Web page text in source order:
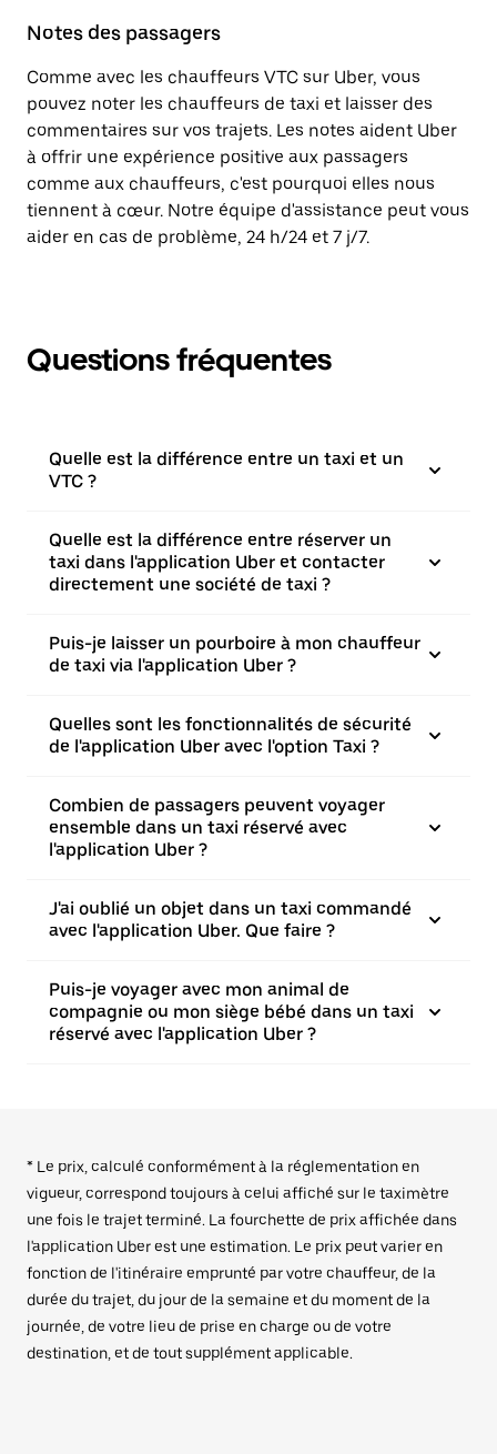
Notes des passagers
Comme avec les chauffeurs VTC sur Uber, vous
pouvez noter les chauffeurs de taxi et laisser des
commentaires sur vos trajets. Les notes aident Uber
à offrir une expérience positive aux passagers
comme aux chauffeurs, c'est pourquoi elles nous
tiennent à cœur. Notre équipe d'assistance peut vous
aider en cas de problème, 24 h/24 et 7 j/7.
Questions fréquentes
Quelle est la différence entre un taxi et un
VTC ?
Quelle est la différence entre réserver un
taxi dans l'application Uber et contacter
directement une société de taxi ?
Puis-je laisser un pourboire à mon chauffeur
de taxi via l'application Uber ?
Quelles sont les fonctionnalités de sécurité
de l'application Uber avec l'option Taxi ?
Combien de passagers peuvent voyager
ensemble dans un taxi réservé avec
l'application Uber ?
J'ai oublié un objet dans un taxi commandé
avec l'application Uber. Que faire ?
Puis-je voyager avec mon animal de
compagnie ou mon siège bébé dans un taxi
réservé avec l'application Uber ?
* Le prix, calculé conformément à la réglementation en
vigueur, correspond toujours à celui affiché sur le taximètre
une fois le trajet terminé. La fourchette de prix affichée dans
l'application Uber est une estimation. Le prix peut varier en
fonction de l'itinéraire emprunté par votre chauffeur, de la
durée du trajet, du jour de la semaine et du moment de la
journée, de votre lieu de prise en charge ou de votre
destination, et de tout supplément applicable.